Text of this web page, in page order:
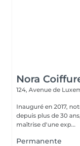
Nora
124, Avenue de
Inauguré en 2017,
depuis plus de 30
maîtrise d'une exp...
Permanente